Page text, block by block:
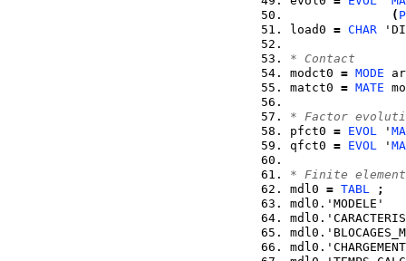
(
load0 = CHAR
* Contact
modct0 = MODE
matct0 = MATE
* Factor
pfct0 = EVOL '
qfct0 = EVOL '
* Finite
mdl0 = TABL
;